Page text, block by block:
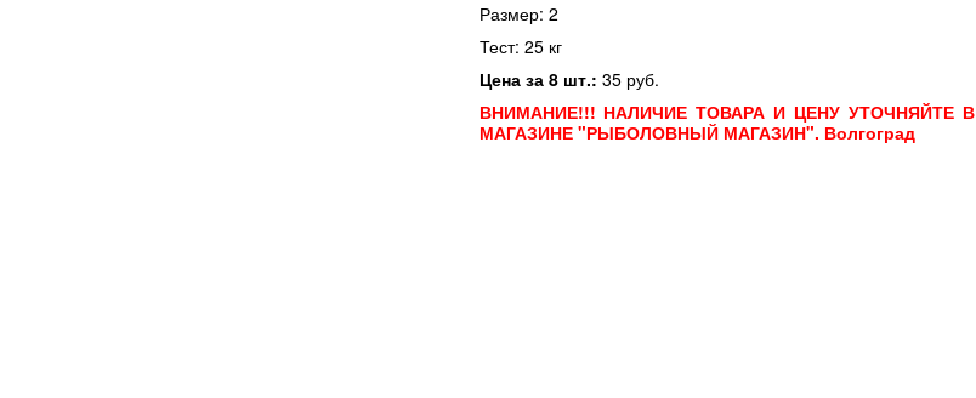
Размер: 2
Тест: 25 кг
Цена за 8 шт.: 35 руб.
ВНИМАНИЕ!!! НАЛИЧИЕ ТОВАРА И ЦЕНУ УТОЧНЯЙТЕ В
МАГАЗИНЕ "РЫБОЛОВНЫЙ МАГАЗИН". Волгоград